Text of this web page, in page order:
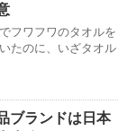
フワフワのタオルを
たのに、いざタオル
ブランドは日本